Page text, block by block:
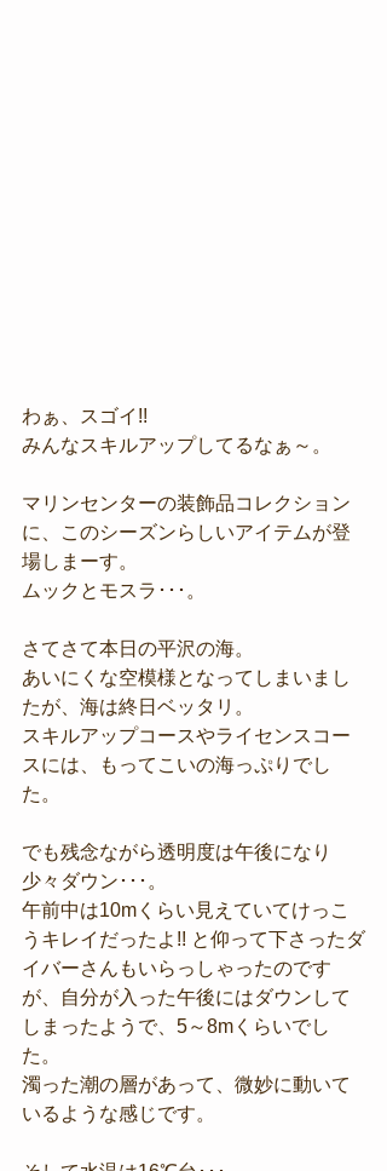
わぁ、スゴイ!!
みんなスキルアップしてるなぁ～。
マリンセンターの装飾品コレクション
に、このシーズンらしいアイテムが登
場しまーす。
ムックとモスラ･･･。
さてさて本日の平沢の海。
あいにくな空模様となってしまいまし
たが、海は終日ベッタリ。
スキルアップコースやライセンスコー
スには、もってこいの海っぷりでし
た。
でも残念ながら透明度は午後になり
少々ダウン･･･。
午前中は10mくらい見えていてけっこ
うキレイだったよ!! と仰って下さったダ
イバーさんもいらっしゃったのです
が、自分が入った午後にはダウンして
しまったようで、5～8mくらいでし
た。
濁った潮の層があって、微妙に動いて
いるような感じです。